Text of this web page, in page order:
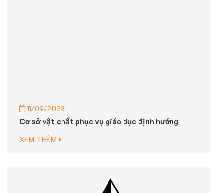
11/09/2023
Cơ sở vật chất phục vụ giáo dục định hướng
XEM THÊM